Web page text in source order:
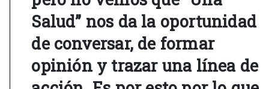
Salud” nos da la oportunidad
de conversar, de formar
opinión y trazar una línea de